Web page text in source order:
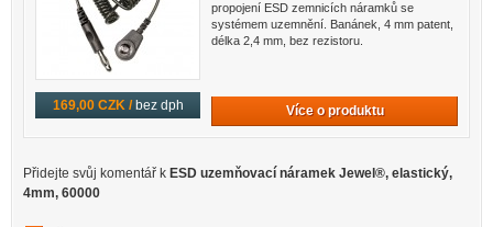
169,00 CZK / bez dph
propojení ESD zemnicích náramků se
systémem uzemnění. Banánek, 4 mm patent,
délka 2,4 mm, bez rezistoru.
Více o produktu
Přidejte svůj komentář k ESD uzemňovací náramek Jewel®, elastický,
4mm, 60000